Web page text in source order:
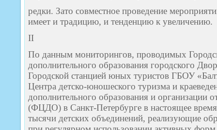
редки. Зато совместное проведение
имеет и традицию, и тенденцию к увеличению.
II
По данным мониторингов, проводимых
дополнительного образования городского
Городской станцией юных туристов ГБОУ
Центра детско-юношеского туризма и
дополнительного образования и организации
(ФЦДО) в Санкт-Петербурге в настоящее
тысячи детских объединений, реализующие